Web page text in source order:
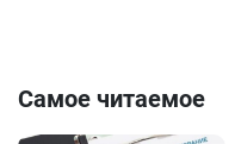
Самое читаемое